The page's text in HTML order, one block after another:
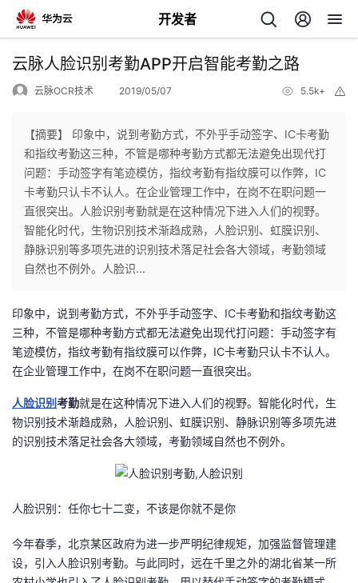
开发者
返
个
人
主
页
我
的
开
发
我
博
客
的
论
坛
我
的
圈
我
的
我
云脉人脸识别考勤APP开启智能考勤之路
云脉OCR技术 2019/05/07 5.5k+
【摘要】 印象中，说到考勤方式，不外乎手动签字、IC卡考勤
和指纹考勤这三种，不管是哪种考勤方式都无法避免出现代打
问题：手动签字有笔迹模仿，指纹考勤有指纹膜可以作弊，IC
卡考勤只认卡不认人。在企业管理工作中，在岗不在职问题一
直很突出。人脸识别考勤就是在这种情况下进入人们的视野。
智能化时代，生物识别技术渐趋成熟，人脸识别、虹膜识别、
静脉识别等多项先进的识别技术落足社会各大领域，考勤领域
自然也不例外。人脸识...
印象中，说到考勤方式，不外乎手动签字、IC卡考勤和指纹考勤这
三种，不管是哪种考勤方式都无法避免出现代打问题：手动签字有
笔迹模仿，指纹考勤有指纹膜可以作弊，IC卡考勤只认卡不认人。
在企业管理工作中，在岗不在职问题一直很突出。
人脸识别考勤就是在这种情况下进入人们的视野。智能化时代，生
物识别技术渐趋成熟，人脸识别、虹膜识别、静脉识别等多项先进
的识别技术落足社会各大领域，考勤领域自然也不例外。
人脸识别：任你七十二变，不该是你就不是你
今年春季，北京某区政府为进一步严明纪律规矩，加强监督管理建
设，引入人脸识别考勤。与此同时，远在千里之外的湖北省某一所